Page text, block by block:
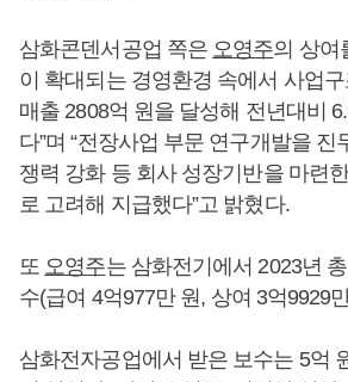
삼화콘덴서공업 쪽은 오영주의 상여
이 확대되는 경영환경 속에서 사업
매출 2808억 원을 달성해 전년대비
다”며 “전장사업 부문 연구개발을 진
쟁력 강화 등 회사 성장기반을 마련
로 고려해 지급했다”고 밝혔다.
또 오영주는 삼화전기에서 2023년
수(급여 4억977만 원, 상여 3억9929
삼화전자공업에서 받은 보수는 5억